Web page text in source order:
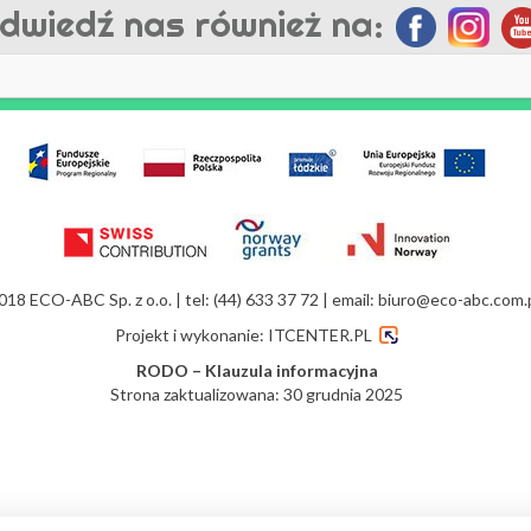
nas również na:
ECO-ABC Sp. z o.o. | tel: (44) 633 37 72 | email: biuro@eco-
Projekt i wykonanie: ITCENTER.PL
RODO – Klauzula informacyjna
Strona zaktualizowana: 30 grudnia 2025